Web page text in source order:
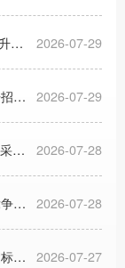
2026-07-29
2026年图书馆5-6层自修室阅读空间改造提升项目家具采购竞争性磋商公告
2026-07-29
2026年度教材出版服务采购项目(三次)公开招标招标公告
2026-07-28
2026-2027学年学生岗位实习责任保险服务采购项目(四次)竞争性磋商公告
2026-07-28
专用存款账户银校合作综合金融服务项目竞争性磋商公告
2026-07-27
网络工程与信息安全实训室建设项目公开招标招标公告